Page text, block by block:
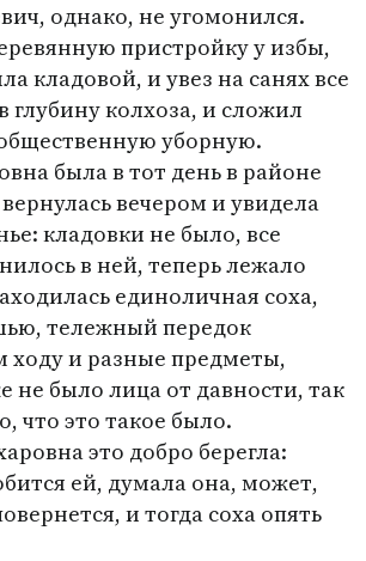
однако, не угомонился.
пристройку у избы,
кладовой, и увез на санях все
глубину колхоза, и сложил
уборную.
была в тот день в районе
вечером и увидела
кладовки не было, все
в ней, теперь лежало
единоличная соха,
тележный передок
ходу и разные предметы,
не было лица от давности, так
что это такое было.
это добро берегла:
ей, думала она, может,
и тогда соха опять